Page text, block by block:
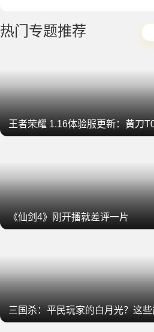
热门专题推荐
王者荣耀 1.16体验服更新：黄刀
《仙剑4》刚开播就差评一片
三国杀：平民玩家的白月光？这